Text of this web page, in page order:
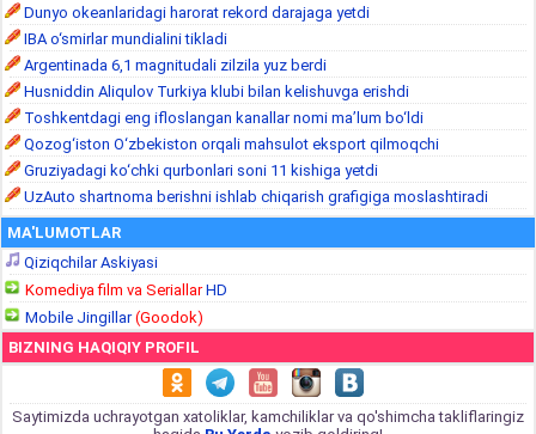
Dunyo okeanlaridagi harorat rekord darajaga yetdi
IBA o‘smirlar mundialini tikladi
Argentinada 6,1 magnitudali zilzila yuz berdi
Husniddin Aliqulov Turkiya klubi bilan kelishuvga erishdi
Toshkentdagi eng ifloslangan kanallar nomi ma’lum bo‘ldi
Qozog‘iston O‘zbekiston orqali mahsulot eksport qilmoqchi
Gruziyadagi ko‘chki qurbonlari soni 11 kishiga yetdi
UzAuto shartnoma berishni ishlab chiqarish grafigiga moslashtiradi
MA'LUMOTLAR
Qiziqchilar Askiyasi
Komediya film va SeriallarHD
Mobile Jingillar(Goodok)
BIZNING HAQIQIY PROFIL
Saytimizda uchrayotgan xatoliklar, kamchiliklar va qo'shimcha takliflaringiz